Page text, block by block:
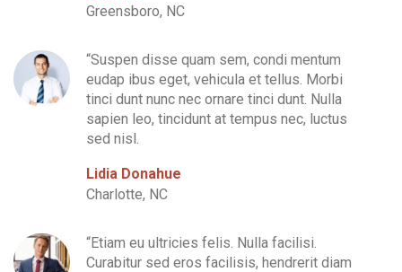
(01) 123 456 7890
info@example.com
Greensboro, NC
“Suspen disse quam sem, condi mentum
eudap ibus eget, vehicula et tellus. Morbi
tinci dunt nunc nec ornare tinci dunt. Nulla
sapien leo, tincidunt at tempus nec, luctus
sed nisl.
Lidia Donahue
Charlotte, NC
“Etiam eu ultricies felis. Nulla facilisi.
Curabitur sed eros facilisis, hendrerit diam